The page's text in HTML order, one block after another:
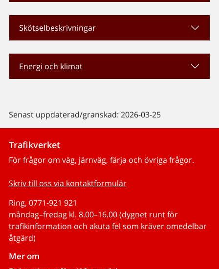
Skötselbeskrivningar
Energi och klimat
Senast uppdaterad/granskad: 2026-03-25
Trafikverket
För frågor om väg, järnväg, färja och övriga frågor.
Skriv till oss via kontaktformulär
Ring, 0771-921 921
måndag–fredag kl. 8.00–16.00 (dygnet runt för
trafikinformation och akuta fel som kräver omedelbar
åtgärd)
Mer om